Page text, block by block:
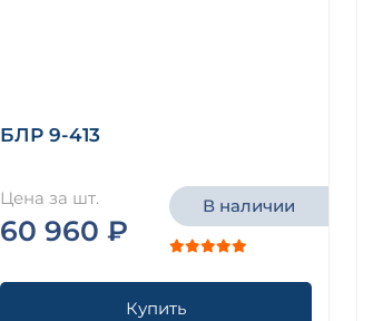
БЛР 9-413
Цена за шт.
60 960 ₽
В наличии
Купить